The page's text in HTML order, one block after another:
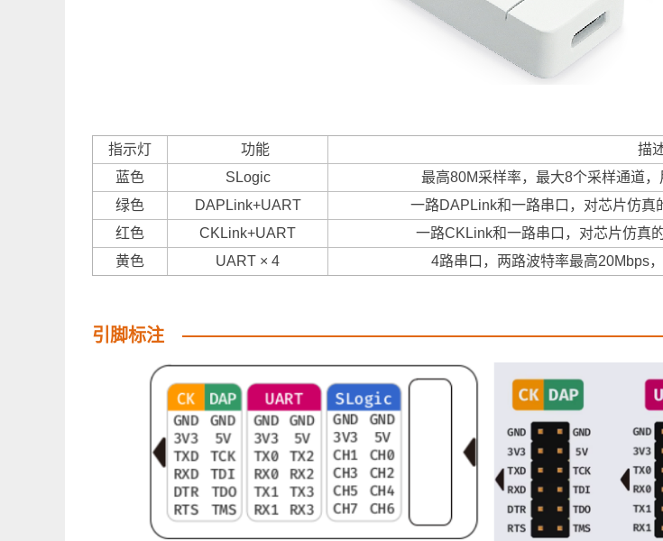
指示灯 功能
描
蓝色
SLogic
最高80M采样率，最大8个采样通道
绿色
DAPLink+UART
一路DAPLink和一路串口，对芯片仿真
红色
CKLink+UART
一路CKLink和一路串口，对芯片仿真
黄色
UART × 4 4路串口，两路波特率最高20Mbps
引脚标注